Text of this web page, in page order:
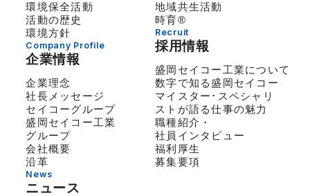
環境保全活動
活動の歴史
環境方針
Company Profile
企業情報
企業理念
社長メッセージ
セイコーグループ
盛岡セイコー工業
グループ
会社概要
沿革
News
ニュース
地域共生活動
時育®
Recruit
採用情報
盛岡セイコー工業について
数字で知る盛岡セイコー
マイスター･スペシャリ
ストが語る仕事の魅力
職種紹介・
社員インタビュー
福利厚生
募集要項